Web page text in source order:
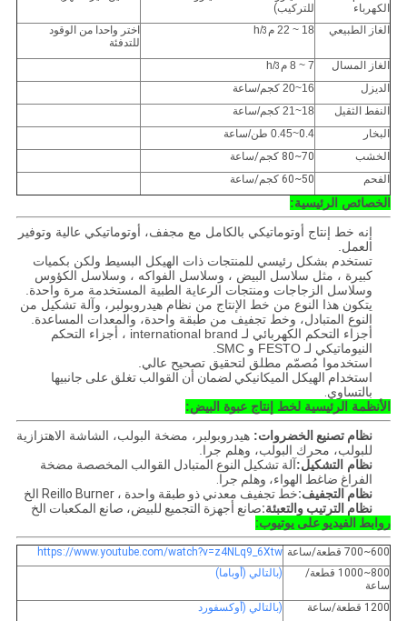
الكهرباء
للتركيب)
الغاز الطبيعي 18 ~ 22 م 3
/h
اختر واحدا من الوقود
للتدفئة
الغاز المسال
7 ~ 8 م 3
/h
الديزل
16~20 كجم/ساعة
النفط الثقيل
18~21 كجم/ساعة
البخار
0.4~0.45 طن/ساعة
الخشب
70~80 كجم/ساعة
الفحم
50~60 كجم/ساعة
الخصائص الرئيسية:
إنه خط إنتاج أوتوماتيكي بالكامل مع مجفف، أوتوماتيكي عالية وتوفير
العمل.
تستخدم بشكل رئيسي للمنتجات ذات الهيكل البسيط ولكن بكميات
كبيرة ، مثل سلاسل البيض ، وسلاسل الفواكه ، وسلاسل الكؤوس
وسلاسل الزجاجات ومنتجات الرعاية الطبية المستخدمة مرة واحدة.
يتكون هذا النوع من خط الإنتاج من نظام هيدروبولبر، وآلة تشكيل من
النوع المتبادل، وخط تجفيف من طبقة واحدة، والمعدات المساعدة.
أجزاء التحكم الكهربائي لـ international brand ، أجزاء التحكم
النيوماتيكي لـ FESTO و SMC.
استخدموا مُصمّم مطلق لتحقيق تصحيح عالي.
استخدام الهيكل الميكانيكي لضمان أن القوالب تغلق على جانبيها
بالتساوي.
الأنظمة الرئيسية لخط إنتاج عبوة البيض:
نظام تصنيع الخضروات: هيدروبولبر، مضخة البولب، الشاشة الاهتزازية
للبولب، محرك البولب، وهلم جرا.
نظام التشكيل:آلة تشكيل النوع المتبادل القوالب المخصصة مضخة
الفراغ ضاغط الهواء، وهلم جرا.
نظام التجفيف:خط تجفيف معدني ذو طبقة واحدة ، Reillo Burner الخ
نظام الترتيب والتعبئة:صانع أجهزة التجميع للبيض، صانع المكعبات الخ
روابط الفيديو على يوتيوب:
600~700 قطعة/ساعة
https://www.youtube.com/watch?v=z4NLq9_6Xtw
800~1000 قطعة/
ساعة
(بالتالي (أوباما)
1200 قطعة/ساعة
(بالتالي (أوكسفورد